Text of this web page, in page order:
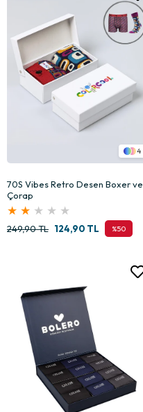
4
70S Vibes Retro Desen Boxer ve
Çorap
★ ★ ★ ★ ★
%50
124,90 TL
249,90 TL